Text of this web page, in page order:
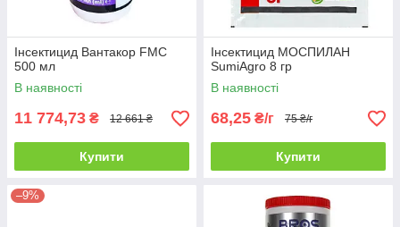
Інсектицид Вантакор FMC
500 мл
В наявності
11 774,73 ₴ 12 661 ₴
Купити
Інсектицид МОСПИЛАН
SumiAgro 8 гр
В наявності
68,25 ₴/г 75 ₴/г
Купити
–9%